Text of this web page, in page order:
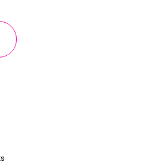
la cosmétique naturelle, offrant
et des résultats visibles pour
plus belle et plus éclatante.